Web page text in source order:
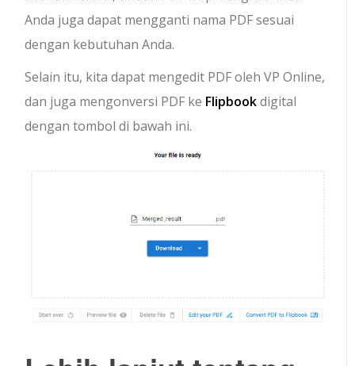
Anda juga dapat mengganti nama PDF sesuai
dengan kebutuhan Anda.
Selain itu, kita dapat mengedit PDF oleh VP Online,
dan juga mengonversi PDF ke Flipbookdigital
dengan tombol di bawah ini.